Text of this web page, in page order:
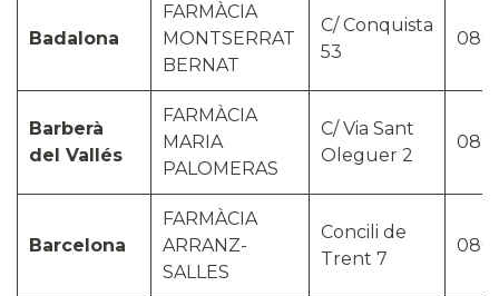
Badalona
FARMÀCIA
MONTSERRAT
BERNAT
C/ Conquista
53
Barberà
del Vallés
FARMÀCIA
MARIA
PALOMERAS
C/ Via Sant
Oleguer 2
Barcelona
FARMÀCIA
ARRANZ-
SALLES
Concili de
Trent 7